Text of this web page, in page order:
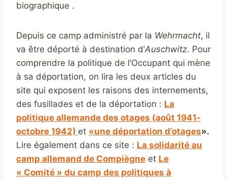
biographique .
Depuis ce camp administré par la Wehrmacht, il
va être déporté à destination d’Auschwitz. Pour
comprendre la politique de l’Occupant qui mène
à sa déportation, on lira les deux articles du
site qui exposent les raisons des internements,
des fusillades et de la déportation : La
politique allemande des otages (août 1941-
octobre 1942) et «une déportation d’otages».
Lire également dans ce site : La solidarité au
camp allemand de Compiègne et Le
« Comité » du camp des politiques à